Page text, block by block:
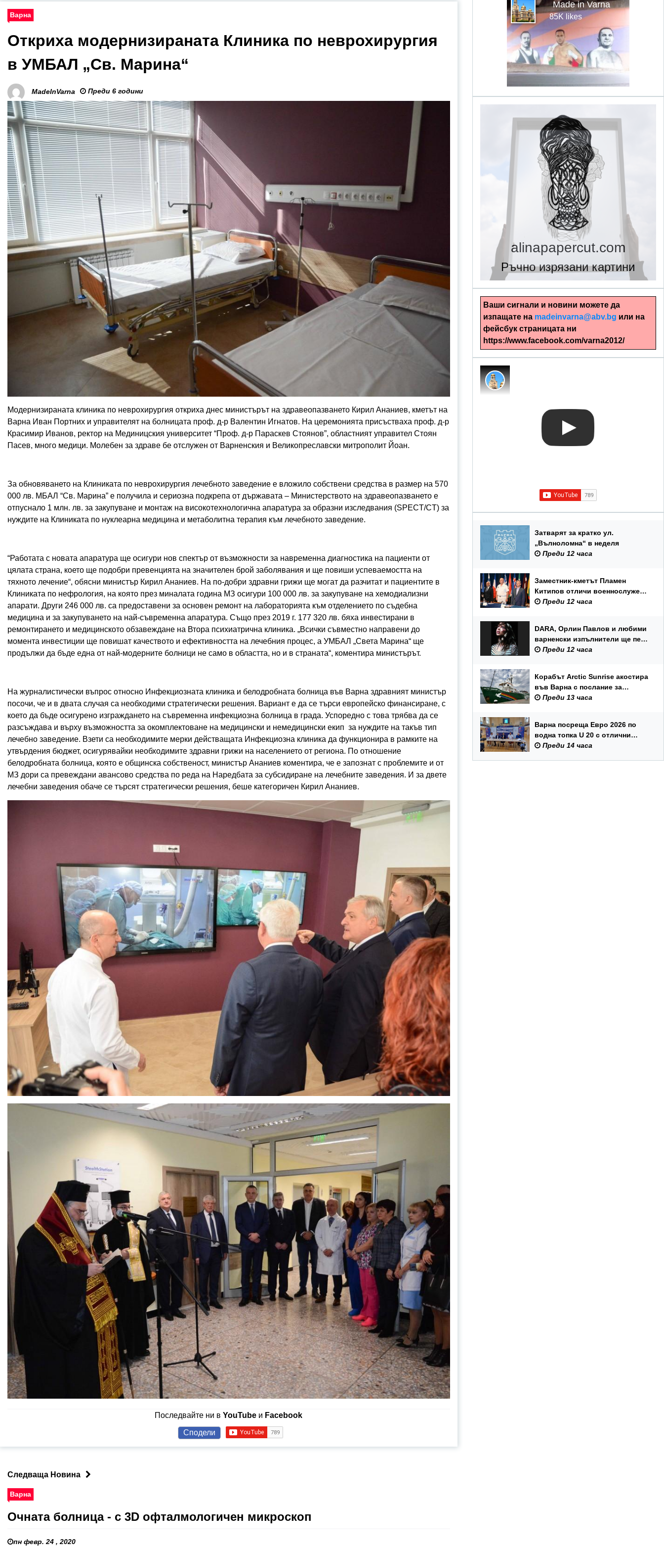
Варна
Откриха модернизираната Клиника по неврохирургия
в УМБАЛ „Св. Марина“
MadeInVarna Преди 6 години
Модернизираната клиника по неврохирургия откриха днес министърът на здравеопазването Кирил Ананиев, кметът на
Варна Иван Портних и управителят на болницата проф. д-р Валентин Игнатов. На церемонията присъстваха проф. д-р
Красимир Иванов, ректор на Мединицския университет “Проф. д-р Параскев Стоянов”, областният управител Стоян
Пасев, много медици. Молебен за здраве бе отслужен от Варненския и Великопреславски митрополит Йоан.
За обновяването на Клиниката по неврохирургия лечебното заведение е вложило собствени средства в размер на 570
000 лв. МБАЛ “Св. Марина” е получила и сериозна подкрепа от държавата – Министерството на здравеопазването е
отпуснало 1 млн. лв. за закупуване и монтаж на високотехнологична апаратура за образни изследвания (SPECT/CT) за
нуждите на Клиниката по нуклеарна медицина и метаболитна терапия към лечебното заведение.
“Работата с новата апаратура ще осигури нов спектър от възможности за навременна диагностика на пациенти от
цялата страна, което ще подобри превенцията на значителен брой заболявания и ще повиши успеваемостта на
тяхното лечение“, обясни министър Кирил Ананиев. На по-добри здравни грижи ще могат да разчитат и пациентите в
Клиниката по нефрология, на която през миналата година МЗ осигури 100 000 лв. за закупуване на хемодиализни
апарати. Други 246 000 лв. са предоставени за основен ремонт на лабораторията към отделението по съдебна
медицина и за закупуването на най-съвременна апаратура. Също през 2019 г. 177 320 лв. бяха инвестирани в
ремонтирането и медицинското обзавеждане на Втора психиатрична клиника. „Всички съвместно направени до
момента инвестиции ще повишат качеството и ефективността на лечебния процес, а УМБАЛ „Света Марина“ ще
продължи да бъде една от най-модерните болници не само в областта, но и в страната“, коментира министърът.
На журналистически въпрос относно Инфекциозната клиника и белодробната болница във Варна здравният министър
посочи, че и в двата случая са необходими стратегически решения. Вариант е да се търси европейско финансиране, с
което да бъде осигурено изграждането на съвременна инфекциозна болница в града. Успоредно с това трябва да се
разсъждава и върху възможността за окомплектоване на медицински и немедицински екип за нуждите на такъв тип
лечебно заведение. Взети са необходимите мерки действащата Инфекциозна клиника да функционира в рамките на
утвърдения бюджет, осигурявайки необходимите здравни грижи на населението от региона. По отношение
белодробната болница, която е общинска собственост, министър Ананиев коментира, че е запознат с проблемите и от
МЗ дори са превеждани авансово средства по реда на Наредбата за субсидиране на лечебните заведения. И за двете
лечебни заведения обаче се търсят стратегически решения, беше категоричен Кирил Ананиев.
Последвайте ни вYouTube и Facebook
Сподели
Следваща Новина
Варна
Очната болница - с 3D офталмологичен микроскоп
пн февр. 24 , 2020
Made in Varna
85K likes
alinapapercut.com
Ръчно изрязани картини
Ваши сигнали и новини можете да
изпащате на madeinvarna@abv.bg или на
фейсбук страницата ни
https://www.facebook.com/varna2012/
Затварят за кратко ул.
„Вълноломна“ в неделя
Преди 12 часа
Заместник-кметът Пламен
Китипов отличи военнослужещи
и цивилни служители по повод
Преди 12 часа
DARA, Орлин Павлов и любими
варненски изпълнители ще пеят
на празника на Варна
Преди 12 часа
Корабът Arctic Sunrise акостира
във Варна с послание за
опазването на Черно море
Преди 13 часа
Варна посреща Евро 2026 по
водна топка U 20 с отлични
условия на състезателните
Преди 14 часа